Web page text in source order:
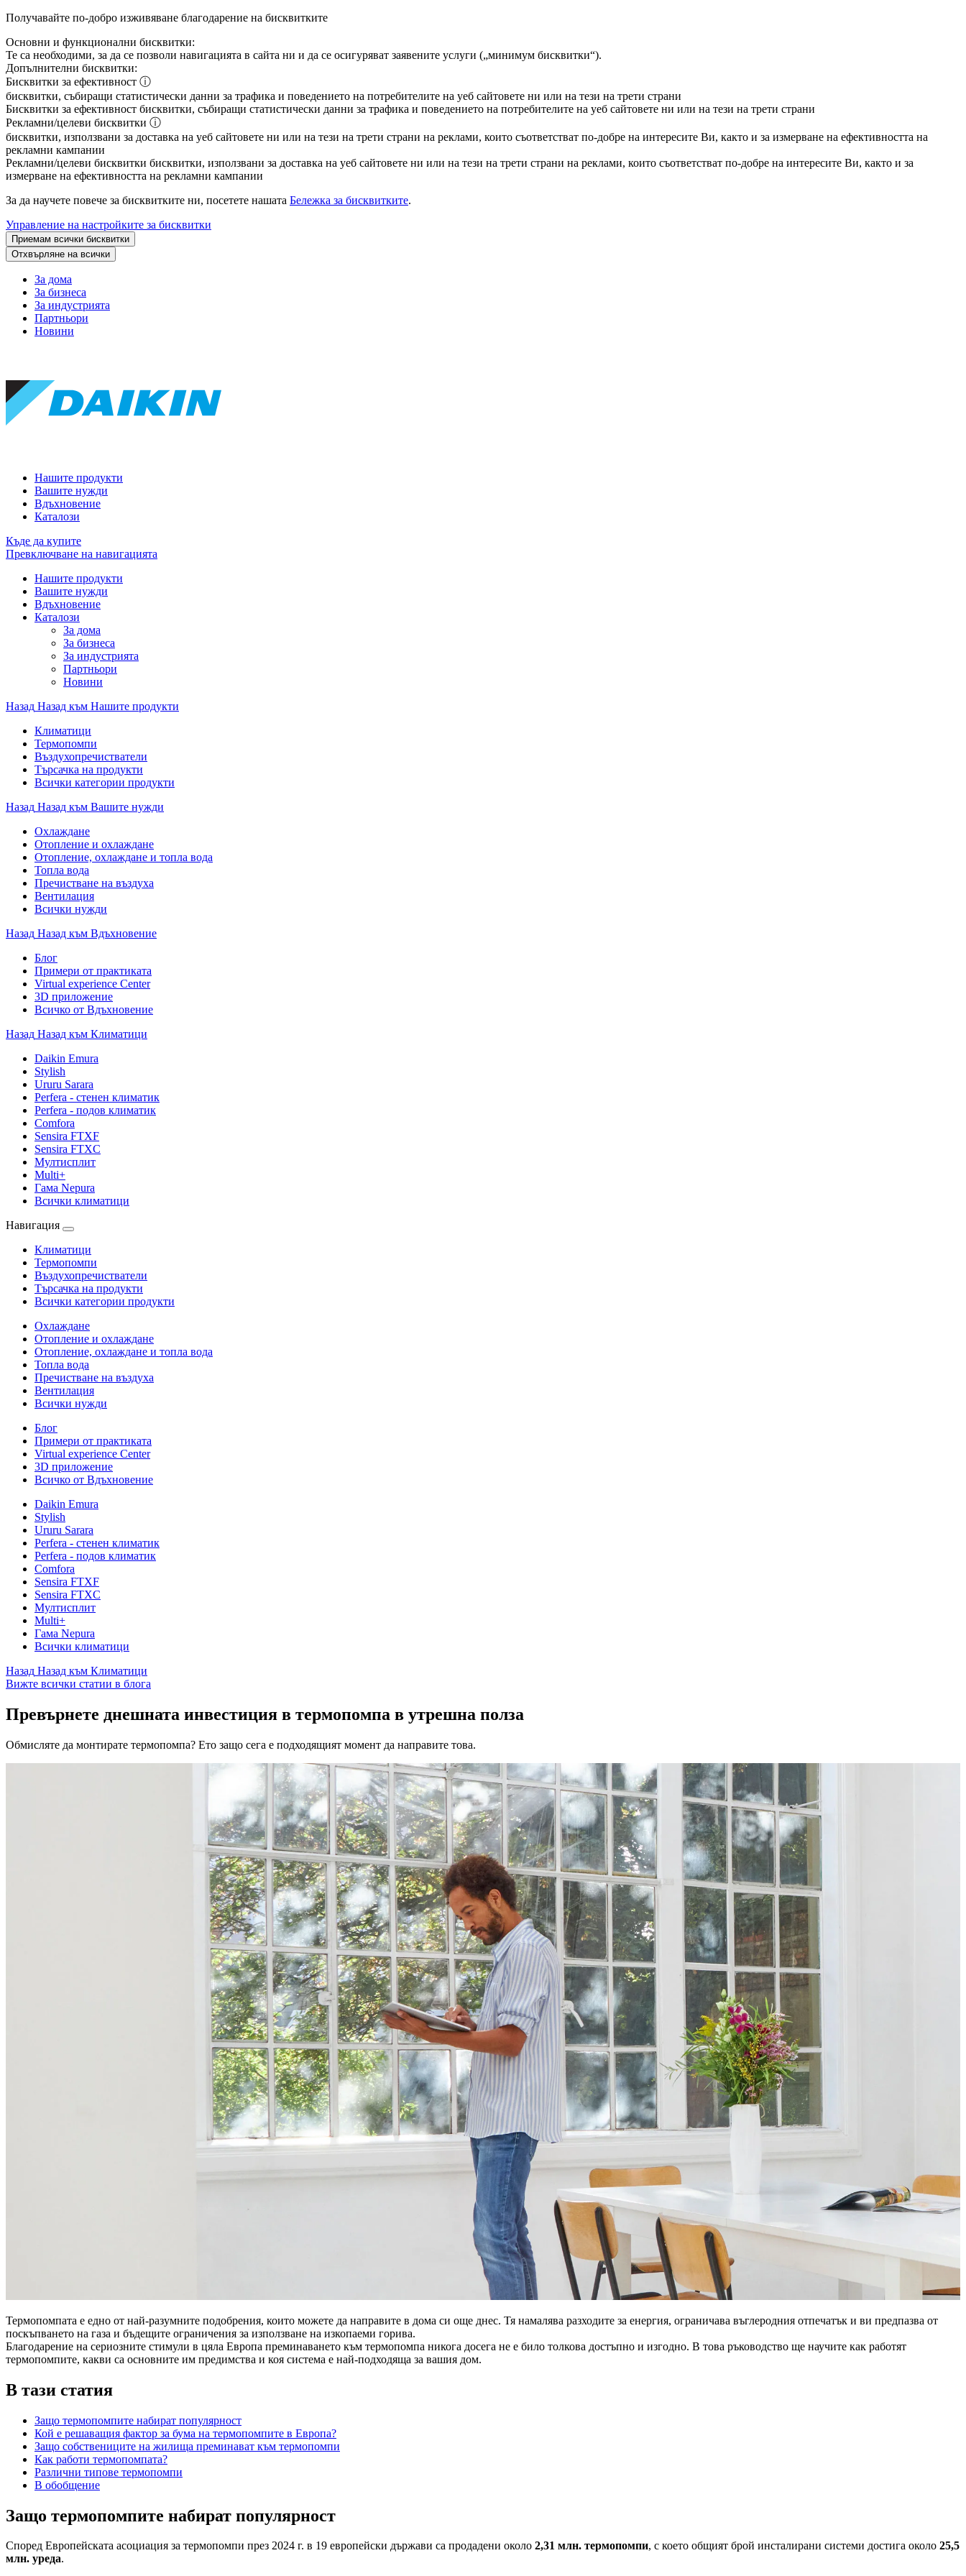
Получавайте по-добро изживяване благодарение на бисквитките
Основни и функционални бисквитки:
Те са необходими, за да се позволи навигацията в сайта ни и да се осигуряват заявените услуги („минимум бисквитки“).
Допълнителни бисквитки:
Бисквитки за ефективност ⓘ
бисквитки, събиращи статистически данни за трафика и поведението на потребителите на уеб сайтовете ни или на тези на трети страни
Бисквитки за ефективност бисквитки, събиращи статистически данни за трафика и поведението на потребителите на уеб сайтовете ни или на тези на трети страни
Рекламни/целеви бисквитки ⓘ
бисквитки, използвани за доставка на уеб сайтовете ни или на тези на трети страни на реклами, които съответстват по-добре на интересите Ви, както и за измерване на ефективността на
рекламни кампании
Рекламни/целеви бисквитки бисквитки, използвани за доставка на уеб сайтовете ни или на тези на трети страни на реклами, които съответстват по-добре на интересите Ви, както и за
измерване на ефективността на рекламни кампании
За да научете повече за бисквитките ни, посетете нашата Бележка за бисквитките.
Управление на настройките за бисквитки
Приемам всички бисквитки
Отхвърляне на всички
За дома
За бизнеса
За индустрията
Партньори
Новини
Нашите продукти
Вашите нужди
Вдъхновение
Каталози
Къде да купите
Превключване на навигацията
Нашите продукти
Вашите нужди
Вдъхновение
Каталози
За дома
За бизнеса
За индустрията
Партньори
Новини
Назад Назад към Нашите продукти
Климатици
Термопомпи
Въздухопречистватели
Търсачка на продукти
Всички категории продукти
Назад Назад към Вашите нужди
Охлаждане
Отопление и охлаждане
Отопление, охлаждане и топла вода
Топла вода
Пречистване на въздуха
Вентилация
Всички нужди
Назад Назад към Вдъхновение
Блог
Примери от практиката
Virtual experience Center
3D приложение
Всичко от Вдъхновение
Назад Назад към Климатици
Daikin Emura
Stylish
Ururu Sarara
Perfera - стенен климатик
Perfera - подов климатик
Comfora
Sensira FTXF
Sensira FTXC
Мултисплит
Multi+
Гама Nepura
Всички климатици
Навигация
Климатици
Термопомпи
Въздухопречистватели
Търсачка на продукти
Всички категории продукти
Охлаждане
Отопление и охлаждане
Отопление, охлаждане и топла вода
Топла вода
Пречистване на въздуха
Вентилация
Всички нужди
Блог
Примери от практиката
Virtual experience Center
3D приложение
Всичко от Вдъхновение
Daikin Emura
Stylish
Ururu Sarara
Perfera - стенен климатик
Perfera - подов климатик
Comfora
Sensira FTXF
Sensira FTXC
Мултисплит
Multi+
Гама Nepura
Всички климатици
Назад Назад към Климатици
Вижте всички статии в блога
Превърнете днешната инвестиция в термопомпа в утрешна полза
Обмисляте да монтирате термопомпа? Ето защо сега е подходящият момент да направите това.
Термопомпата е едно от най-разумните подобрения, които можете да направите в дома си още днес. Тя намалява разходите за енергия, ограничава въглеродния отпечатък и ви предпазва от
поскъпването на газа и бъдещите ограничения за използване на изкопаеми горива.
Благодарение на сериозните стимули в цяла Европа преминаването към термопомпа никога досега не е било толкова достъпно и изгодно. В това ръководство ще научите как работят
термопомпите, какви са основните им предимства и коя система е най-подходяща за вашия дом.
В тази статия
Защо термопомпите набират популярност
Кой е решаващия фактор за бума на термопомпите в Европа?
Защо собствениците на жилища преминават към термопомпи
Как работи термопомпата?
Различни типове термопомпи
В обобщение
Защо термопомпите набират популярност
Според Европейската асоциация за термопомпи през 2024 г. в 19 европейски държави са продадени около 2,31 млн. термопомпи, с което общият брой инсталирани системи достига около 25,5
млн. уреда.